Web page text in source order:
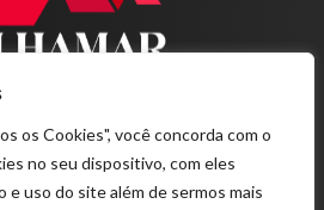
os Cookies", você concorda com o
no seu dispositivo, com eles
e uso do site além de sermos mais
Sobre nós
Produtos
Projetos